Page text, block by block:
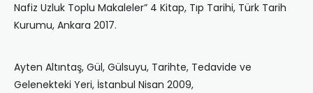
Nafiz Uzluk Toplu Makaleler” 4 Kitap, Tıp Tarihi, Türk Tarih
Kurumu, Ankara 2017.
Ayten Altıntaş, Gül, Gülsuyu, Tarihte, Tedavide ve
Gelenekteki Yeri, İstanbul Nisan 2009,